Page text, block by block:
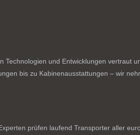
und Entwicklungen vertraut
bis zu Kabinenausstattungen – wir
prüfen laufend Transporter aller